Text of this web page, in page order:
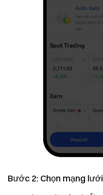
Bước 2: Chọn mạng lưới